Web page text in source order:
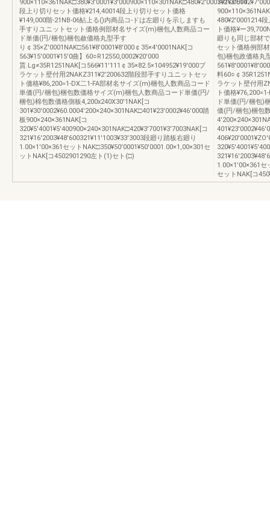
900×110×361NAK□380¥3′0001¥3′000900×110×301NAK□480¥2′0001¥2′00014
段上り切りセット価格¥214,40014段上り切りセット価格
¥149,000階-21NB-06鮎上る()内商品コ-ドは左廻りを示しますも
手すりユニットセット価格例部材名サイズ(m)梱包人数商品コー
ド単価(円/梱包)梱包赦価格丸型手す
り￠35×Z′0001NAK□561¥8′0001¥8′000￠35×4′0001NAK[コ
563¥15′0001¥15′0曲】60○R12550,0002¥20′000
貰.Lg≠35R1251NAK[コ566¥11′111￠35×82.5×104952¥19′000ブ
ラケット壁付用2NAKZ311¥2′200632階段部手すりユニットセッ
ト価格¥86,200=1-DX二1-FA部材名サイズ(m)梱包人数商品コード
単価(円/梱包)梱包数価格サイズ(m)梱包人数商品コード単価(円/
梱包)棉包数価格側板4,200x240X30'1NAK[コ
301¥30′0002¥60.0004′200×240×301NAK□401¥23′0002¥46′000踏
板900×240×361NAK[コ
320¥5′4001¥5′400900×240×301NAK□420¥3′7001¥3′7003NAK[コ
321¥16′2003¥48′600321¥11′1003¥33′3003段廻り踏板右廻り
1.00×1′00×361セットNAK□350¥50′0001¥50′0001.00×1,00×301セ
ットNAK[コ4502901290左ト(1)セト(□)
480¥2′0001214
ト価格¥ー
廻りも同じ部材
セット価格例部
包)梱包政価格丸
料60○￠
ラケット壁付用
ト価格
ド単価(円/梱包)
価(円/梱包)梱包
1.00×1′00×361
セットNAK[コ